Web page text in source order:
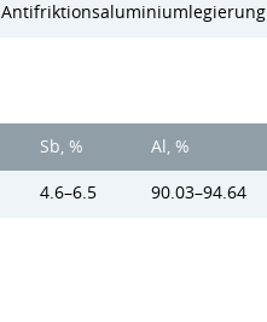
Antifriktionsaluminiumlegierung
Sb, % Al, %
4.6–6.5 90.03–94.64